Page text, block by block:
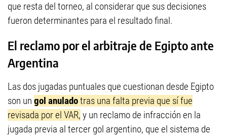
que resta del torneo, al considerar que sus decisiones
fueron determinantes para el resultado final.
El reclamo por el arbitraje de Egipto ante
Argentina
Las dos jugadas puntuales que cuestionan desde Egipto
son un gol anuladotras una falta previa que sí fue
revisada por el VAR, y un reclamo de infracción en la
jugada previa al tercer gol argentino, que el sistema de